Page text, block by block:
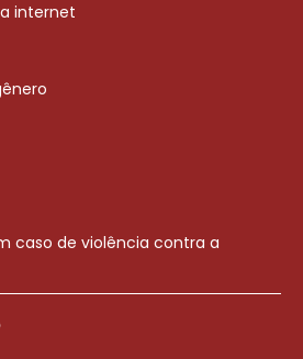
internet
caso de violência contra a